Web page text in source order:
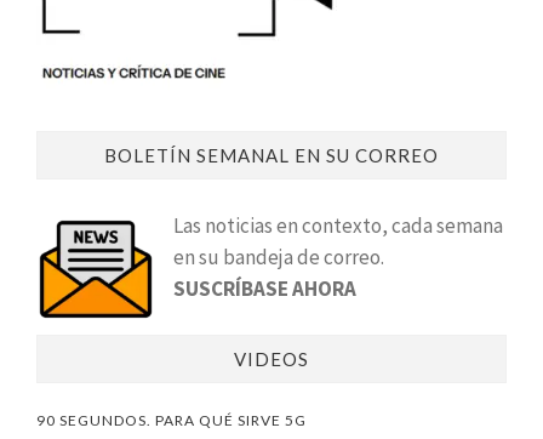
BOLETÍN SEMANAL EN SU CORREO
Las noticias en contexto, cada semana
en su bandeja de correo.
SUSCRÍBASE AHORA
VIDEOS
90 SEGUNDOS. PARA QUÉ SIRVE 5G